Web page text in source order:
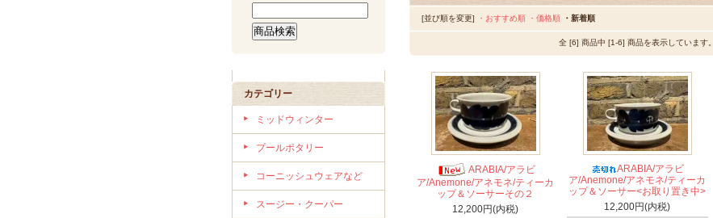
カテゴリー
ミッドウィンター
プールポタリー
コーニッシュウェアなど
スージー・クーパー
[並び順を変更] ・おすすめ順 ・価格順 ・新着順
全 [6] 商品中 [1-6] 商品を表示しています。
ARABIA/アラビ
ア/Anemone/アネモネ/ティーカ
ップ＆ソーサーその２
12,200円(内税)
ARABIA/アラビ
ア/Anemone/アネモネ/ティーカ
ップ＆ソーサー<お取り置き中>
12,200円(内税)